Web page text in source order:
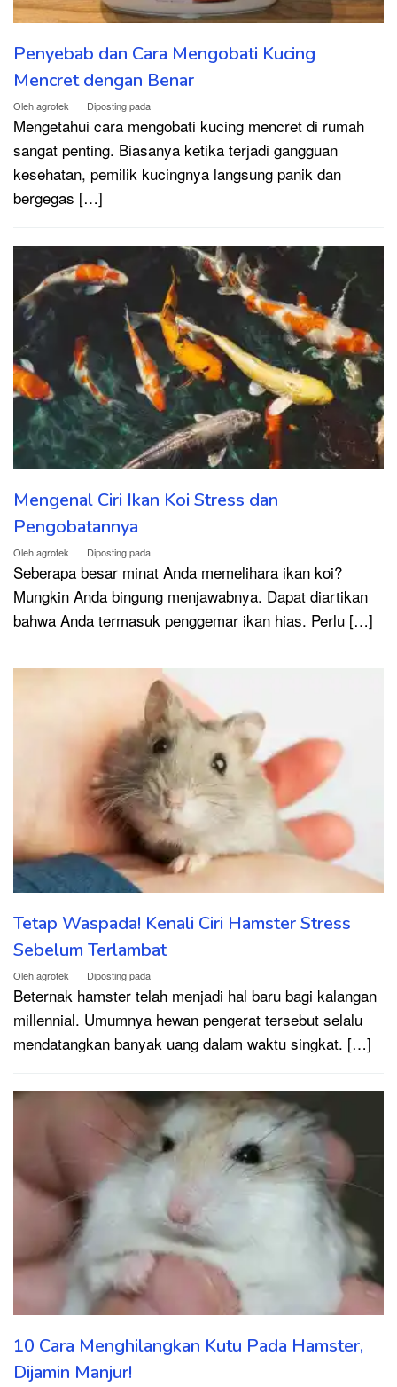
Penyebab dan Cara Mengobati Kucing
Mencret dengan Benar
Olehagrotek Diposting pada
Mengetahui cara mengobati kucing mencret di rumah
sangat penting. Biasanya ketika terjadi gangguan
kesehatan, pemilik kucingnya langsung panik dan
bergegas […]
Mengenal Ciri Ikan Koi Stress dan
Pengobatannya
Olehagrotek Diposting pada
Seberapa besar minat Anda memelihara ikan koi?
Mungkin Anda bingung menjawabnya. Dapat diartikan
bahwa Anda termasuk penggemar ikan hias. Perlu […]
Tetap Waspada! Kenali Ciri Hamster Stress
Sebelum Terlambat
Olehagrotek Diposting pada
Beternak hamster telah menjadi hal baru bagi kalangan
millennial. Umumnya hewan pengerat tersebut selalu
mendatangkan banyak uang dalam waktu singkat. […]
10 Cara Menghilangkan Kutu Pada Hamster,
Dijamin Manjur!